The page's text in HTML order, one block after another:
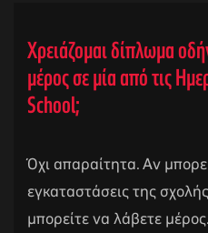
Χρειάζομαι δίπλωμα
μέρος σε μία από τις
School;
Όχι απαραίτητα. Αν
εγκαταστάσεις της
μπορείτε να λάβετε